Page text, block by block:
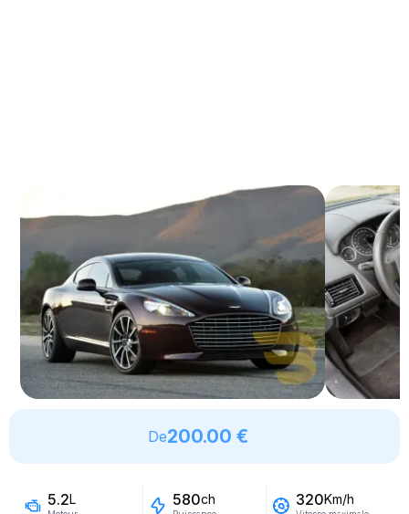
De200.00 €
5.2L 580ch 320Km/h